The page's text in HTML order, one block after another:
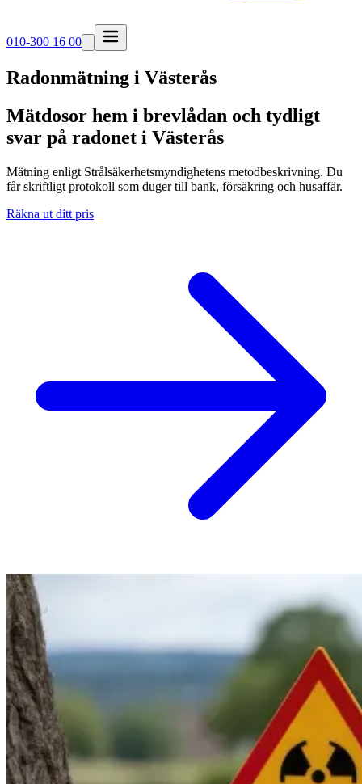
010-300 16 00
Radonmätning i Västerås
Mätdosor hem i brevlådan och tydligt
svar på radonet i Västerås
Mätning enligt Strålsäkerhetsmyndighetens metodbeskrivning. Du
får skriftligt protokoll som duger till bank, försäkring och husaffär.
Räkna ut ditt pris